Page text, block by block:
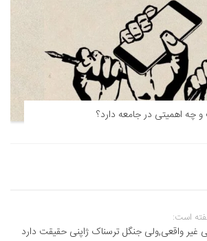
چه اهمیتی در جامعه دارد؟
است:
غیر واقعی,ولی جنگل ترسناک ژاپنی حقیقت دارد